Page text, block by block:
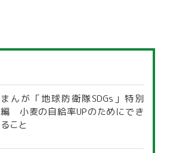
まんが「地球防衛隊SDGs」特別
編 小麦の自給率UPのためにでき
ること